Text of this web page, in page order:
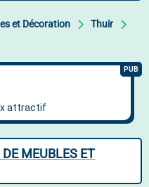
et Décoration
Thuir
MEUBLES ET